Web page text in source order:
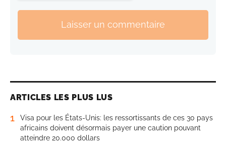
Laisser un commentaire
ARTICLES LES PLUS LUS
1
Visa pour les États-Unis: les ressortissants de ces 30 pays
africains doivent désormais payer une caution pouvant
atteindre 20.000 dollars